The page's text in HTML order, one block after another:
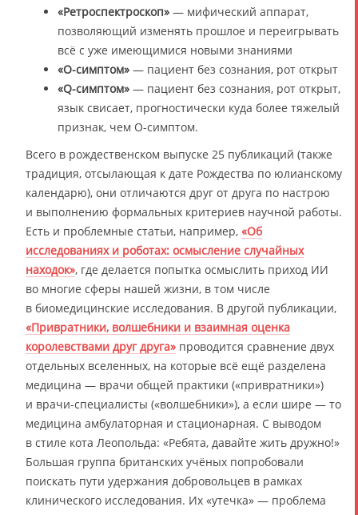
«Ретроспектроскоп» — мифический аппарат,
позволяющий изменять прошлое и переигрывать
всё с уже имеющимися новыми знаниями
«О-симптом» — пациент без сознания, рот открыт
«Q-симптом» — пациент без сознания, рот открыт,
язык свисает, прогностически куда более тяжелый
признак, чем О-симптом.
Всего в рождественском выпуске 25 публикаций (также
традиция, отсылающая к дате Рождества по юлианскому
календарю), они отличаются друг от друга по настрою
и выполнению формальных критериев научной работы.
Есть и проблемные статьи, например, «Об
исследованиях и роботах: осмысление случайных
находок», где делается попытка осмыслить приход ИИ
во многие сферы нашей жизни, в том числе
в биомедицинские исследования. В другой публикации,
«Привратники, волшебники и взаимная оценка
королевствами друг друга» проводится сравнение двух
отдельных вселенных, на которые всё ещё разделена
медицина — врачи общей практики («привратники»)
и врачи-специалисты («волшебники»), а если шире — то
медицина амбулаторная и стационарная. С выводом
в стиле кота Леопольда: «Ребята, давайте жить дружно!»
Большая группа британских учёных попробовали
поискать пути удержания добровольцев в рамках
клинического исследования. Их «утечка» — проблема